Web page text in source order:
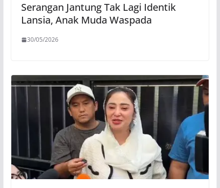
Serangan Jantung Tak Lagi Identik
Lansia, Anak Muda Waspada
30/05/2026